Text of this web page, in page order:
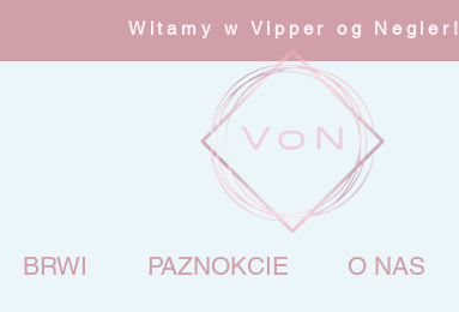
Witamy w Vipper og Negler!
BRWI PAZNOKCIE O NAS